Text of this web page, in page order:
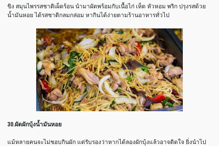
ขิง สมุนไพรรสชาติเผ็ดร้อน นำมาผัดพร้อมกับเนื้อไก่ เห็ด หัวหอม พริก ปรุงรสด้วย
น้ำมันหอย ได้รสชาติกลมกล่อม หากินได้ง่ายตามร้านอาหารทั่วไป
30.ผัดผักบุ้งน้ำมันหอย
แม้หลายคนจะไม่ชอบกินผัก แต่รับรองว่าหากได้ลองผักบุ้งแล้วอาจติดใจ ยิ่งนำไป